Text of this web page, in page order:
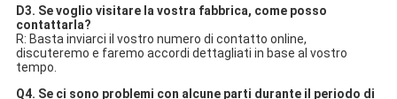
D3. Se voglio visitare la vostra fabbrica, come posso
contattarla?
R: Basta inviarci il vostro numero di contatto online,
discuteremo e faremo accordi dettagliati in base al vostro
tempo.
Q4. Se ci sono problemi con alcune parti durante il periodo di